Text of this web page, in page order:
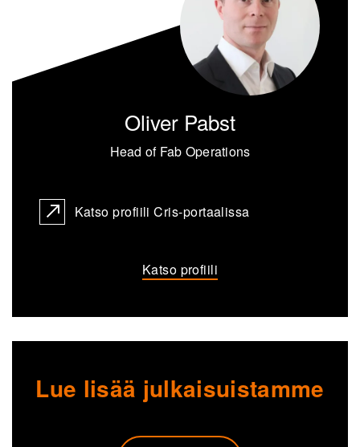
Oliver Pabst
Head of Fab Operations
Katso profiili Cris-portaalissa
Katso profiili
Lue lisää julkaisuistamme